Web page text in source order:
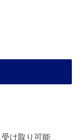
け取り可能